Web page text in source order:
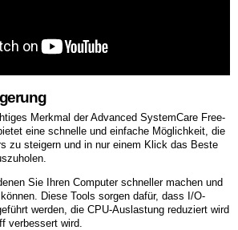
Merkmal der Advanced SystemCare Free-
eine schnelle und einfache Möglichkeit, die
zu steigern und in nur einem Klick das Beste
Sie Ihren Computer schneller machen und
Diese Tools sorgen dafür, dass I/O-
werden, die CPU-Auslastung reduziert wird
verbessert wird.